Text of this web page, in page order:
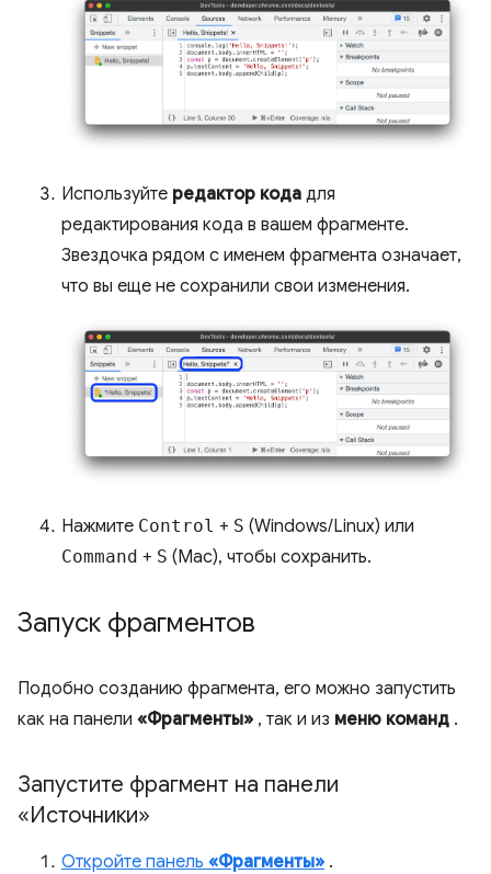
Используйте редактор кода для
редактирования кода в вашем фрагменте.
Звездочка рядом с именем фрагмента означает,
что вы еще не сохранили свои изменения.
Нажмите Control + S (Windows/Linux) или
Command + S (Mac), чтобы сохранить.
Запуск фрагментов
Подобно созданию фрагмента, его можно запустить
как на панели «Фрагменты» , так и из меню команд .
Запустите фрагмент на панели
«Источники»
Откройте панель «Фрагменты» .